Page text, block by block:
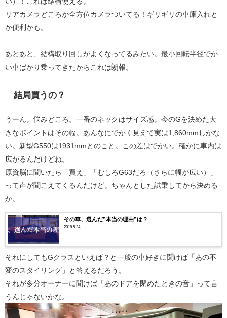
リアカメラどころか全方位カメラついてる！ギリギリの車庫入れと
か便利かも。
あとあと、結構取り回しがよくなってるみたい。最小回転半径でか
い車ばかり乗ってきたからこれは朗報。
結局買うの？
うーん。悩みどころ。一番のネックはサイズ感。今のGを決めた大
きなポイントはその幅。あんなにでかく見えて実は1,860mmしかな
い。新型G550は1931mmとのこと。この差はでかい。確かに車内は
広がるんだけどね。
原資脳に聞いたら「買え」「むしろG63だろ（さらに幅が広い）」
って声が聞こえてくるんだけど。ちゃんとした試乗してから決める
か。
その車、選んだ”本当の理由”は？
2018.5.24
それにしてもGクラスといえば？と一般の車好きに聞けば「あの不
変のスタイリング」と答えるだろう。
それが多分オーナーに聞けば「あのドアを閉めたときの音」って言
うんじゃないかな。